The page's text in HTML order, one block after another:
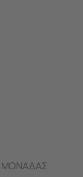
ΜΟΝΑΔΑΣ